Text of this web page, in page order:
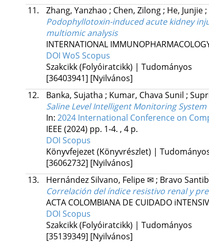
11.
Zhang, Yanzhao ; Chen, Zilong; He, Junjie;
Podophyllotoxin-induced acute kidney
multiomic analysis
INTERNATIONAL
DOI WoS Scopus
Szakcikk (Folyóiratcikk) | Tudományos
[36403941] [Nyilvános]
12.
Banka, Sujatha ; Kumar, Chava Sunil ;
Saline Level Intelligent Monitoring
In: 2024 International Conference on
IEEE (2024) pp. 1-4. , 4 p.
DOI Scopus
Könyvfejezet (Könyvrészlet) |
[36062732] [Nyilvános]
13.
Hernández Silvano, Felipe ✉; Bravo
Correlación del índice resistivo renal y
ACTA COLOMBIANA DE CUIDADO
DOI Scopus
Szakcikk (Folyóiratcikk) | Tudományos
[35139349] [Nyilvános]